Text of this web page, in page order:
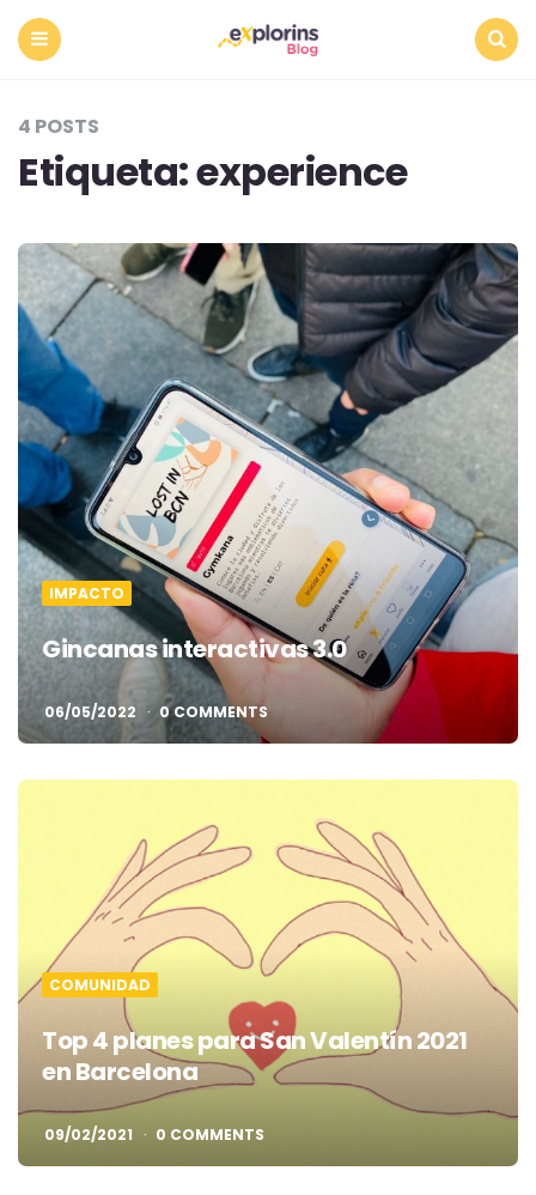
4 POSTS
Etiqueta:experience
IMPACTO
Gincanas interactivas 3.0
06/05/2022 0 COMMENTS
COMUNIDAD
Top 4 planes para San Valentín 2021
en Barcelona
09/02/2021 0 COMMENTS